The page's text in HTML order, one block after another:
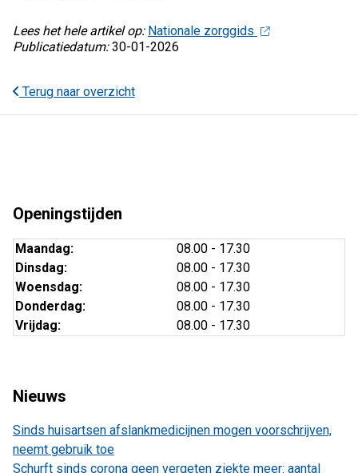
Lees het hele artikel op: Nationale zorggids
Publicatiedatum:30-01-2026
Terug naar overzicht
Openingstijden
Maandag:
08.00 - 17.30
Dinsdag:
08.00 - 17.30
Woensdag:
08.00 - 17.30
Donderdag:
08.00 - 17.30
Vrijdag:
08.00 - 17.30
Nieuws
Sinds huisartsen afslankmedicijnen mogen voorschrijven,
neemt gebruik toe
Schurft sinds corona geen vergeten ziekte meer: aantal